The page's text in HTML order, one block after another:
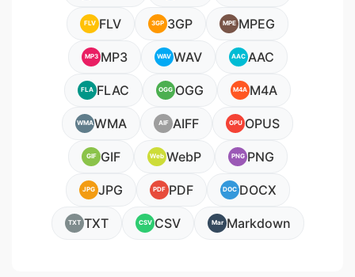
FLV FLV 3GP 3GP MPE MPEG
MP3 MP3 WAV WAV AAC AAC
FLA FLAC OGG OGG M4A M4A
WMAWMA AIF AIFF OPU OPUS
GIF GIF Web WebP PNG PNG
JPG JPG PDF PDF DOC DOCX
TXT TXT CSV CSV Mar Markdown